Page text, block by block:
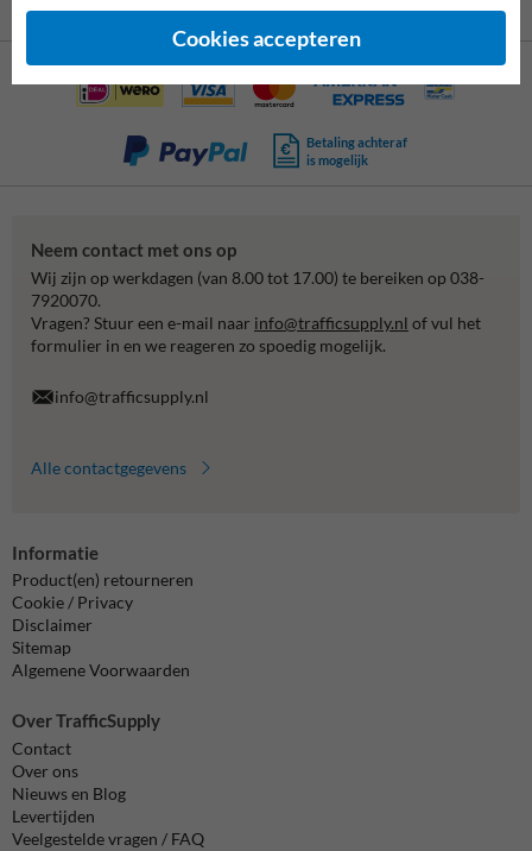
Betaling achteraf
is mogelijk
Neem contact met ons op
Wij zijn op werkdagen (van 8.00 tot 17.00) te bereiken op 038-
7920070.
Vragen? Stuur een e-mail naar info@trafficsupply.nl of vul het
formulier in en we reageren zo spoedig mogelijk.
info@trafficsupply.nl
Alle contactgegevens
Informatie
Product(en) retourneren
Cookie / Privacy
Disclaimer
Sitemap
Algemene Voorwaarden
Over TrafficSupply
Contact
Over ons
Nieuws en Blog
Levertijden
Veelgestelde vragen / FAQ
Cookies accepteren